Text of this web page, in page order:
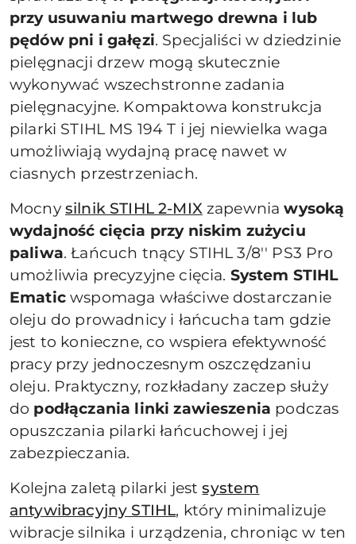
przy usuwaniu martwego drewna i lub
pędów pni i gałęzi. Specjaliści w dziedzinie
pielęgnacji drzew mogą skutecznie
wykonywać wszechstronne zadania
pielęgnacyjne. Kompaktowa konstrukcja
pilarki STIHL MS 194 T i jej niewielka waga
umożliwiają wydajną pracę nawet w
ciasnych przestrzeniach.
Mocny silnik STIHL 2-MIXzapewniawysoką
wydajność cięcia przy niskim zużyciu
paliwa. Łańcuch tnący STIHL 3/8'' PS3 Pro
umożliwia precyzyjne cięcia. System STIHL
Ematicwspomaga właściwe dostarczanie
oleju do prowadnicy i łańcucha tam gdzie
jest to konieczne, co wspiera efektywność
pracy przy jednoczesnym oszczędzaniu
oleju. Praktyczny, rozkładany zaczep służy
do podłączania linki zawieszenia podczas
opuszczania pilarki łańcuchowej i jej
zabezpieczania.
Kolejna zaletą pilarki jestsystem
antywibracyjny STIHL, który minimalizuje
wibracje silnika i urządzenia, chroniąc w ten